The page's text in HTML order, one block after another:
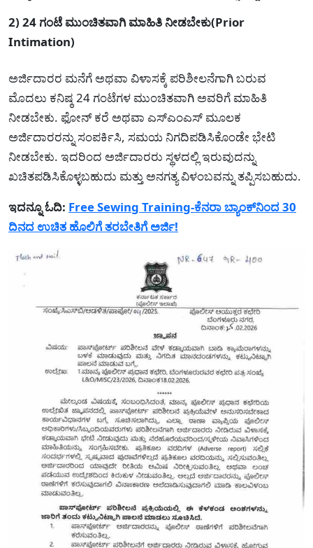
2) 24 ಗಂಟೆ ಮುಂಚಿತವಾಗಿ ಮಾಹಿತಿ ನೀಡಬೇಕು(Prior
Intimation)
ಅರ್ಜಿದಾರರ ಮನೆಗೆ ಅಥವಾ ವಿಳಾಸಕ್ಕೆ ಪರಿಶೀಲನೆಗಾಗಿ ಬರುವ
ಮೊದಲು ಕನಿಷ್ಠ 24 ಗಂಟೆಗಳ ಮುಂಚಿತವಾಗಿ ಅವರಿಗೆ ಮಾಹಿತಿ
ನೀಡಬೇಕು. ಫೋನ್ ಕರೆ ಅಥವಾ ಎಸ್‌ಎಂಎಸ್ ಮೂಲಕ
ಅರ್ಜಿದಾರರನ್ನು ಸಂಪರ್ಕಿಸಿ, ಸಮಯ ನಿಗದಿಪಡಿಸಿಕೊಂಡೇ ಭೇಟಿ
ನೀಡಬೇಕು. ಇದರಿಂದ ಅರ್ಜಿದಾರರು ಸ್ಥಳದಲ್ಲಿ ಇರುವುದನ್ನು
ಖಚಿತಪಡಿಸಿಕೊಳ್ಳಬಹುದು ಮತ್ತು ಅನಗತ್ಯ ವಿಳಂಬವನ್ನು ತಪ್ಪಿಸಬಹುದು.
ಇದನ್ನೂ ಓದಿ: Free Sewing Training-ಕೆನರಾ ಬ್ಯಾಂಕ್‌ನಿಂದ 30
ದಿನದ ಉಚಿತ ಹೊಲಿಗೆ ತರಬೇತಿಗೆ ಅರ್ಜಿ!